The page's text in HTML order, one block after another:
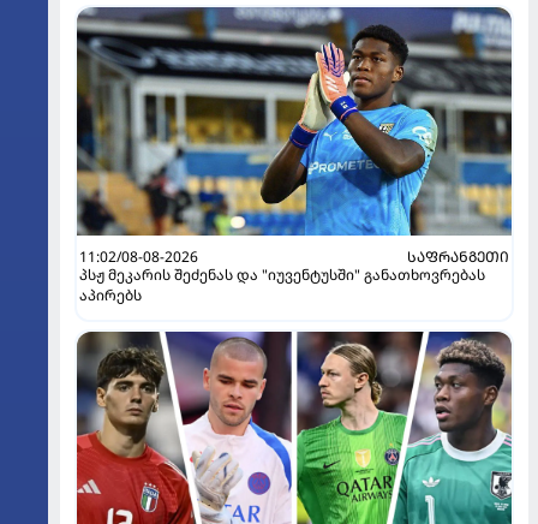
11:02/08-08-2026
ᲡᲐᲤᲠᲐᲜᲒᲔᲗᲘ
პსჟ მეკარის შეძენას და "იუვენტუსში" განათხოვრებას
აპირებს